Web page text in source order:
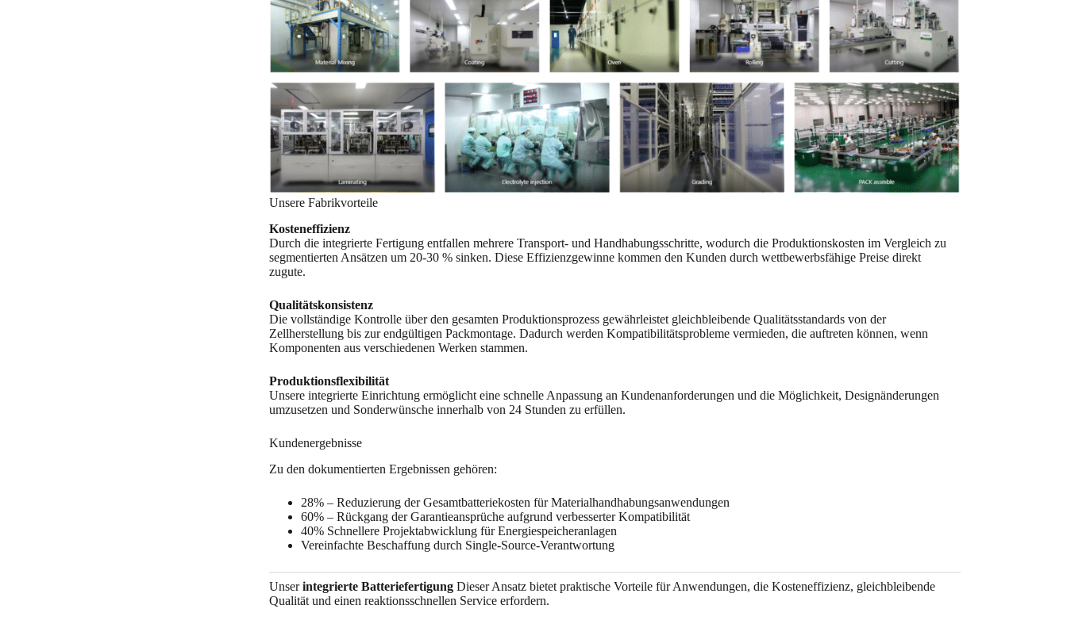
Unsere Fabrikvorteile
Kosteneffizienz
Durch die integrierte Fertigung entfallen mehrere Transport- und Handhabungsschritte, wodurch die Produktionskosten im Vergleich zu
segmentierten Ansätzen um 20-30 % sinken. Diese Effizienzgewinne kommen den Kunden durch wettbewerbsfähige Preise direkt
zugute.
Qualitätskonsistenz
Die vollständige Kontrolle über den gesamten Produktionsprozess gewährleistet gleichbleibende Qualitätsstandards von der
Zellherstellung bis zur endgültigen Packmontage. Dadurch werden Kompatibilitätsprobleme vermieden, die auftreten können, wenn
Komponenten aus verschiedenen Werken stammen.
Produktionsflexibilität
Unsere integrierte Einrichtung ermöglicht eine schnelle Anpassung an Kundenanforderungen und die Möglichkeit, Designänderungen
umzusetzen und Sonderwünsche innerhalb von 24 Stunden zu erfüllen.
Kundenergebnisse
Zu den dokumentierten Ergebnissen gehören:
28% – Reduzierung der Gesamtbatteriekosten für Materialhandhabungsanwendungen
60% – Rückgang der Garantieansprüche aufgrund verbesserter Kompatibilität
40% Schnellere Projektabwicklung für Energiespeicheranlagen
Vereinfachte Beschaffung durch Single-Source-Verantwortung
Unserintegrierte BatteriefertigungDieser Ansatz bietet praktische Vorteile für Anwendungen, die Kosteneffizienz, gleichbleibende
Qualität und einen reaktionsschnellen Service erfordern.